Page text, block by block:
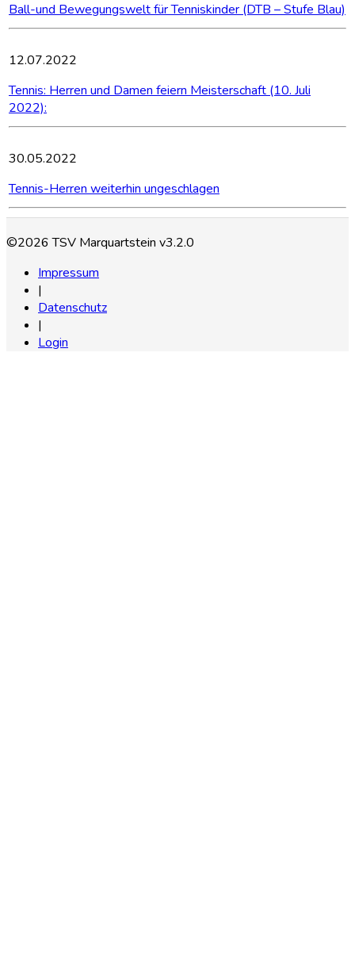
Ball-und Bewegungswelt für Tenniskinder (DTB – Stufe Blau)
12.07.2022
Tennis: Herren und Damen feiern Meisterschaft (10. Juli
2022):
30.05.2022
Tennis-Herren weiterhin ungeschlagen
©2026 TSV Marquartstein v3.2.0
Impressum
|
Datenschutz
|
Login